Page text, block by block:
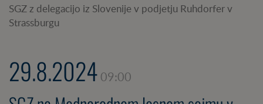
SGZ z delegacijo iz Slovenije v podjetju Ruhdorfer v
Strassburgu
29.8.2024 09:00